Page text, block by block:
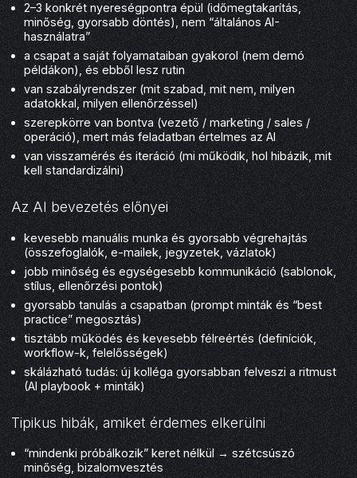
2–3 konkrét nyereségpontra épül (időmegtakarítás,
minőség, gyorsabb döntés), nem “általános AI-
használatra”
a csapat a saját folyamataiban gyakorol (nem demó
példákon), és ebből lesz rutin
van szabályrendszer (mit szabad, mit nem, milyen
adatokkal, milyen ellenőrzéssel)
szerepkörre van bontva (vezető / marketing / sales /
operáció), mert más feladatban értelmes az AI
van visszamérés és iteráció (mi működik, hol hibázik, mit
kell standardizálni)
Az AI bevezetés előnyei
kevesebb manuális munka és gyorsabb végrehajtás
(összefoglalók, e-mailek, jegyzetek, vázlatok)
jobb minőség és egységesebb kommunikáció (sablonok,
stílus, ellenőrzési pontok)
gyorsabb tanulás a csapatban (prompt minták és “best
practice” megosztás)
tisztább működés és kevesebb félreértés (definíciók,
workflow-k, felelősségek)
skálázható tudás: új kolléga gyorsabban felveszi a ritmust
(AI playbook + minták)
Tipikus hibák, amiket érdemes elkerülni
“mindenki próbálkozik” keret nélkül → szétcsúszó
minőség, bizalomvesztés